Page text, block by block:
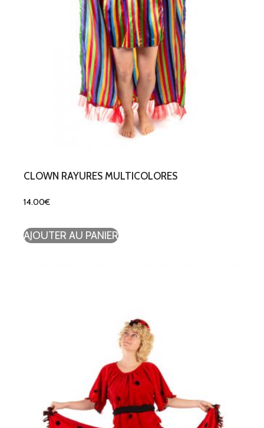
CLOWN RAYURES MULTICOLORES
14.00€
AJOUTER AU PANIER